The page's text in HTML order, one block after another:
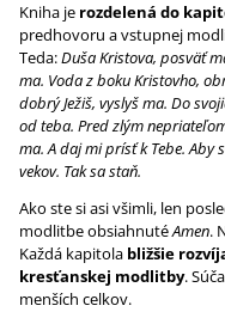
Kniha je rozdelená do
predhovoru a vstupnej
Teda:Duša Kristova, posväť
ma. Voda z boku Kristovho,
dobrý Ježiš, vyslyš ma. Do
od teba. Pred zlým
ma. A daj mi prísť k Tebe. Aby
vekov. Tak sa staň.
Ako ste si asi všimli, len
modlitbe obsiahnutéAmen.
Každá kapitola bližšie
kresťanskej modlitby.
menších celkov.